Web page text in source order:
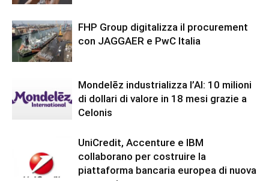
FHP Group digitalizza il procurement
con JAGGAER e PwC Italia
Mondelēz industrializza l’AI: 10 milioni
di dollari di valore in 18 mesi grazie a
Celonis
UniCredit, Accenture e IBM
collaborano per costruire la
piattaforma bancaria europea di nuova